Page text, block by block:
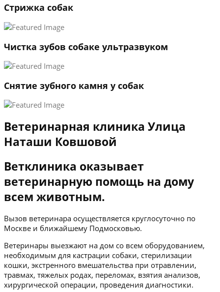
→
Стрижка собак
Чистка зубов собаке ультразвуком
Снятие зубного камня у собак
Ветеринарная клиника Улица
Наташи Ковшовой
Ветклиника оказывает
ветеринарную помощь на дому
всем животным.
Вызов ветеринара осуществляется круглосуточно по
Москве и ближайшему Подмосковью.
Ветеринары выезжают на дом со всем оборудованием,
необходимым для кастрации собаки, стерилизации
кошки, экстренного вмешательства при отравлении,
травмах, тяжелых родах, переломах, взятия анализов,
хирургической операции, проведения диагностики.